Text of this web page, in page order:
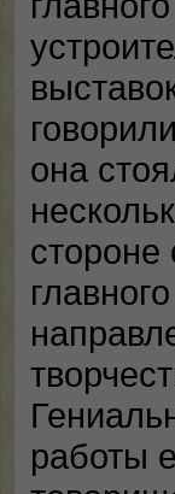
она
стороне
главного
работы